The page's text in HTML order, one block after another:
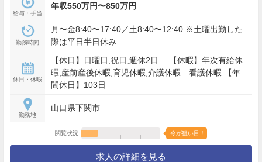
給与・手当
年収550万円〜850万円
勤務時間
月〜金8:40〜17:40／土8:40〜12:40 ※土曜出勤した
際は平日半日休み
休日・休暇
【休日】日曜日,祝日,週休2日 【休暇】年次有給休
暇,産前産後休暇,育児休暇,介護休暇 看護休暇 【年
間休日】103日
勤務地
山口県下関市
閲覧状況 今が狙い目！
求人の詳細を見る